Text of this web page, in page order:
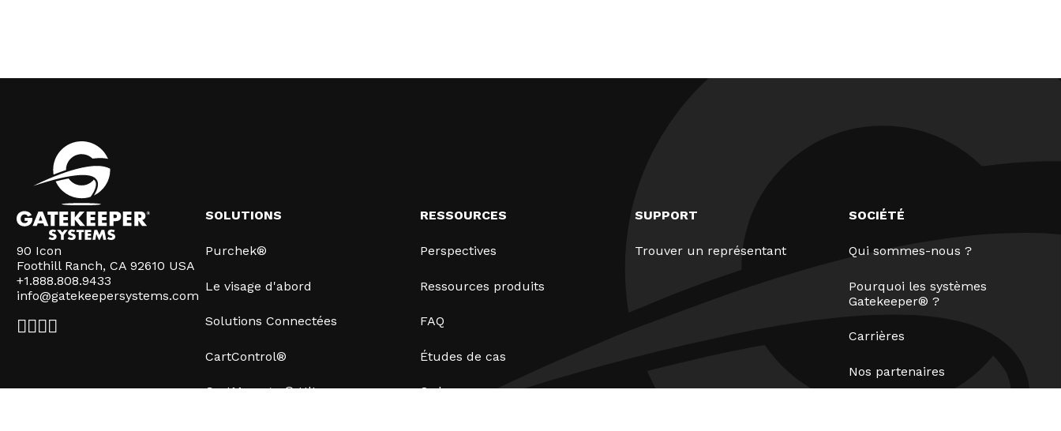
90 Icon
Foothill Ranch, CA 92610 USA
+1.888.808.9433
info@gatekeepersystems.com
SOLUTIONS
Purchek®
Le visage d'abord
Solutions Connectées
CartControl®
CartManager® Ultra
RESSOURCES
Perspectives
Ressources produits
FAQ
Études de cas
Ordonnances
SUPPORT
Trouver un représentant
SOCIÉTÉ
Qui sommes-nous ?
Pourquoi les systèmes
Gatekeeper® ?
Carrières
Nos partenaires